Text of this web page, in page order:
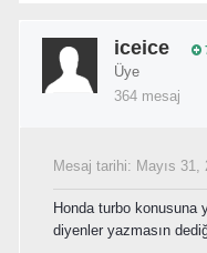
iceice
Üye
364 mesaj
Mesaj tarihi: Mayıs 31,
Honda turbo konusuna
diyenler yazmasın